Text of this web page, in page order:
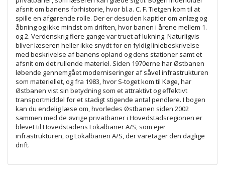
afsnit om banens forhistorie, hvor bl.a. C. F. Tietgen kom til at
spille en afgørende rolle. Der er desuden kapitler om anlæg og
åbning og ikke mindst om driften, hvor banen i årene mellem 1.
og 2. Verdenskrig flere gange var truet af lukning. Naturligvis
bliver læseren heller ikke snydt for en fyldig liniebeskrivelse
med beskrivelse af banens opland og dens stationer samt et
afsnit om det rullende materiel. Siden 1970erne har Østbanen
løbende gennemgået moderniseringer af såvel infrastrukturen
som materiellet, og fra 1983, hvor S-toget kom til Køge, har
Østbanen vist sin betydning som et attraktivt og effektivt
transportmiddel for et stadigt stigende antal pendlere. I bogen
kan du endelig læse om, hvorledes Østbanen siden 2002
sammen med de øvrige privatbaner i Hovedstadsregionen er
blevet til Hovedstadens Lokalbaner A/S, som ejer
infrastrukturen, og Lokalbanen A/S, der varetager den daglige
drift.